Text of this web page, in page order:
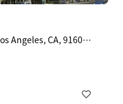
Angeles, CA, 91601,